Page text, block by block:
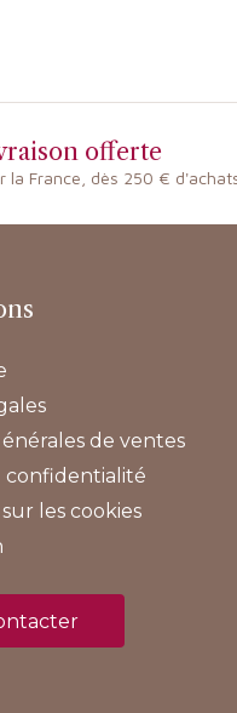
offerte
la France, dès 250 €
de ventes
confidentialité
les cookies